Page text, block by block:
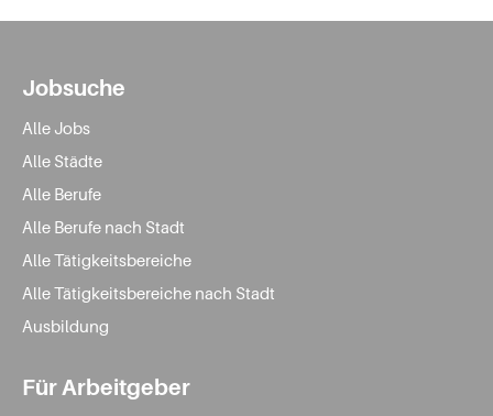
Jobsuche
Alle Jobs
Alle Städte
Alle Berufe
Alle Berufe nach Stadt
Alle Tätigkeitsbereiche
Alle Tätigkeitsbereiche nach Stadt
Ausbildung
Für Arbeitgeber